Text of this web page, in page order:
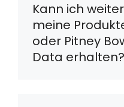
Kann ich
meine
oder Pitney
Data erhalten?